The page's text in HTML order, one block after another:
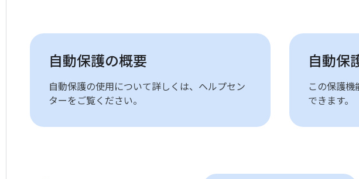
自動保護の概要
自動保護の使用について詳しくは、ヘルプセン
ターをご覧ください。
自動保
この保護
できます。